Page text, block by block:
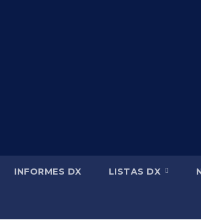
INFORMES DX LISTAS DX